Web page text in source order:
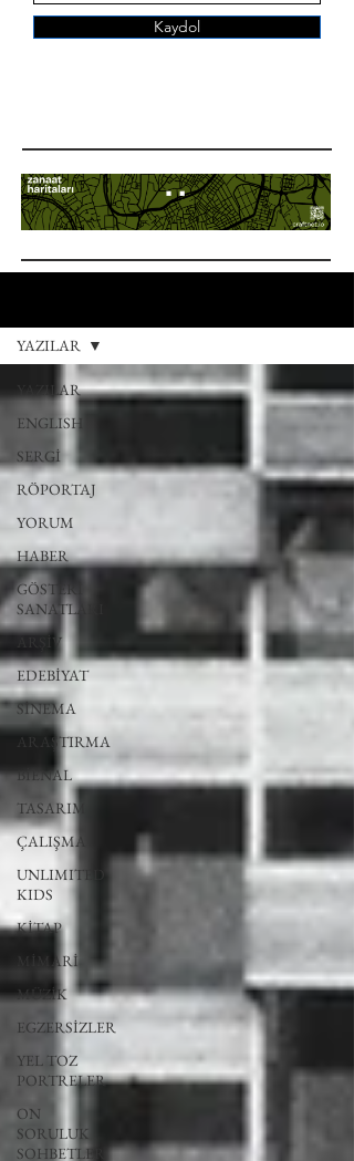
Kaydol
YAZILAR
ENGLISH
SERGİ
RÖPORTAJ
YORUM
HABER
GÖSTERİ
SANATLARI
ARŞİV
EDEBİYAT
SİNEMA
ARAŞTIRMA
BİENAL
TASARIM
ÇALIŞMA
UNLIMITED
KIDS
KİTAP
MİMARİ
MÜZİK
EGZERSİZLER
YEL TOZ
PORTRELER
ON
SORULUK
SOHBETLER
YAZILAR